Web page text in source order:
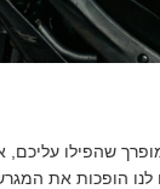
שהפילו
הופכות את